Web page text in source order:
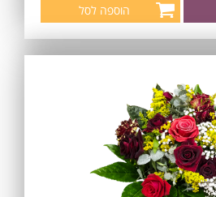
הוספה לסל